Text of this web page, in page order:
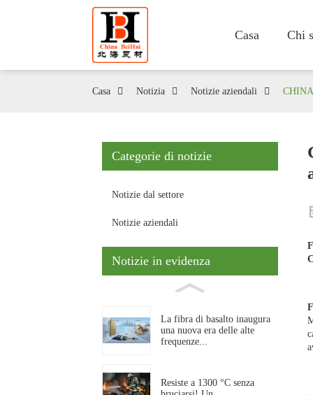
Casa Chi
Casa Notizia Notizie aziendali
Categorie di notizie
Notizie dal settore
Notizie aziendali
Notizie in evidenza
La fibra di basalto inaugura
una nuova era delle alte
frequenze...
Resiste a 1300 °C senza